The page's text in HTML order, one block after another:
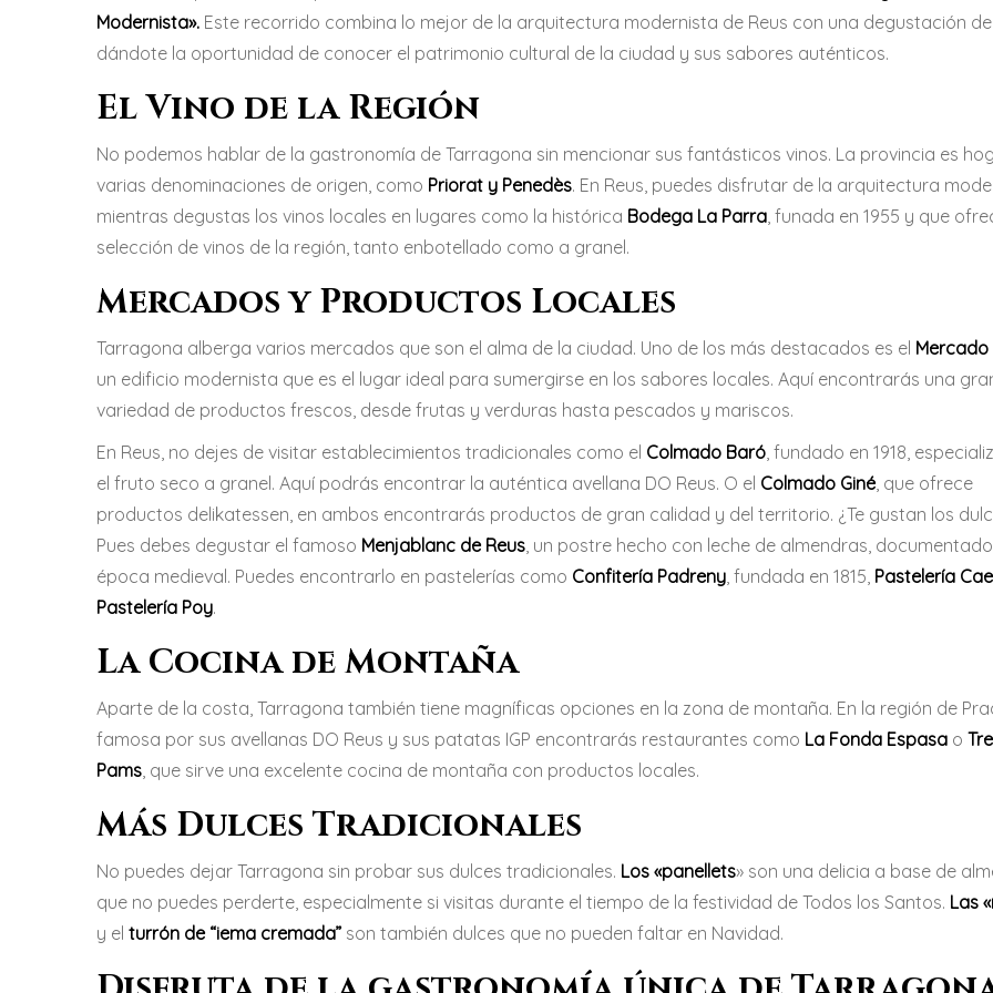
Modernista». Este recorrido combina lo mejor de la arquitectura modernista de Reus con una degustación
dándote la oportunidad de conocer el patrimonio cultural de la ciudad y sus sabores auténticos.
El Vino de la Región
No podemos hablar de la gastronomía de Tarragona sin mencionar sus fantásticos vinos. La provincia es
varias denominaciones de origen, como Priorat y Penedès. En Reus, puedes disfrutar de la arquitectura
mientras degustas los vinos locales en lugares como la histórica Bodega La Parra , funada en 1955 y que
selección de vinos de la región, tanto enbotellado como a granel.
Mercados y Productos Locales
Tarragona alberga varios mercados que son el alma de la ciudad. Uno de los más destacados es el
un edificio modernista que es el lugar ideal para sumergirse en los sabores locales. Aquí encontrarás una
variedad de productos frescos, desde frutas y verduras hasta pescados y mariscos.
En Reus, no dejes de visitar establecimientos tradicionales como el Colmado Baró , fundado en 1918,
el fruto seco a granel. Aquí podrás encontrar la auténtica avellana DO Reus. O el Colmado Giné, que ofrece
productos delikatessen, en ambos encontrarás productos de gran calidad y del territorio. ¿Te gustan los
Pues debes degustar el famoso Menjablanc de Reus , un postre hecho con leche de almendras,
época medieval. Puedes encontrarlo en pastelerías como Confitería Padreny , fundada en 1815, Pastelería
Pastelería Poy.
La Cocina de Montaña
Aparte de la costa, Tarragona también tiene magníficas opciones en la zona de montaña. En la región de
famosa por sus avellanas DO Reus y sus patatas IGP encontrarás restaurantes como La Fonda Espasa o
Pams , que sirve una excelente cocina de montaña con productos locales.
Más Dulces Tradicionales
No puedes dejar Tarragona sin probar sus dulces tradicionales. Los «panellets» son una delicia a base de
que no puedes perderte, especialmente si visitas durante el tiempo de la festividad de Todos los Santos. Las
y el turrón de “iema cremada” son también dulces que no pueden faltar en Navidad.